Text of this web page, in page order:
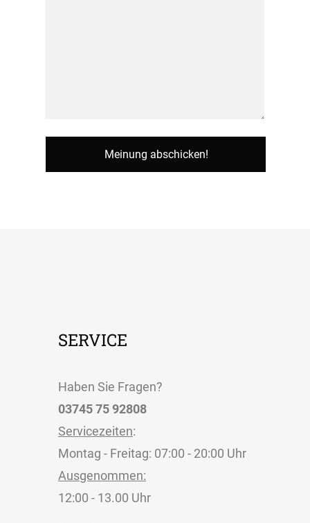
SERVICE
Haben Sie Fragen?
03745 75 92808
Servicezeiten:
Montag - Freitag: 07:00 - 20:00 Uhr
Ausgenommen:
12:00 - 13.00 Uhr